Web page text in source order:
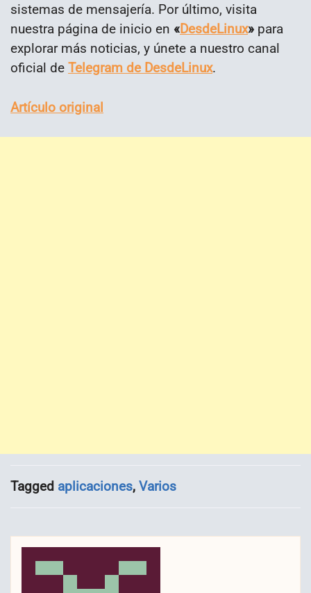
sistemas de mensajería. Por último, visita
nuestra página de inicio en «DesdeLinux» para
explorar más noticias, y únete a nuestro canal
oficial de Telegram de DesdeLinux.
Artículo original
Tagged aplicaciones, Varios